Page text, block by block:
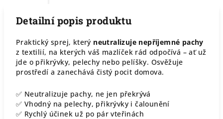
Detailní popis produktu
Praktický sprej, který neutralizuje nepříjemné pachy
z textilií, na kterých váš mazlíček rád odpočívá – ať už
jde o přikrývky, pelechy nebo pelíšky. Osvěžuje
prostředí a zanechává čistý pocit domova.
✅ Neutralizuje pachy, ne jen překrývá
✅ Vhodný na pelechy, přikrývky i čalounění
✅ Rychlý účinek už po pár vteřinách